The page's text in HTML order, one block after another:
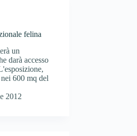
felina
un
darà accesso
600 mq del
2012